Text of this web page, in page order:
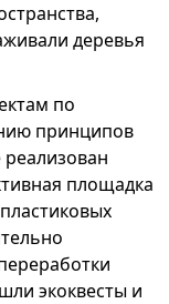
деревья
по
принципов
площадка
экоквесты и